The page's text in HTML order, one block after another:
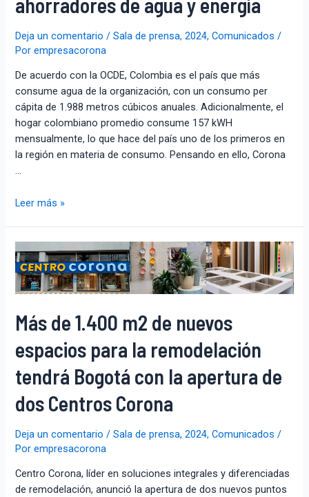
Deja un comentario /Sala de prensa,2024,Comunicados /
Porempresacorona
De acuerdo con la OCDE, Colombia es el país que más
consume agua de la organización, con un consumo per
cápita de 1.988 metros cúbicos anuales. Adicionalmente, el
hogar colombiano promedio consume 157 kWH
mensualmente, lo que hace del país uno de los primeros en
la región en materia de consumo. Pensando en ello, Corona
…
Leer más »
Más de 1.400 m2 de nuevos
espacios para la remodelación
tendrá Bogotá con la apertura de
dos Centros Corona
Deja un comentario /Sala de prensa,2024,Comunicados /
Porempresacorona
Centro Corona, líder en soluciones integrales y diferenciadas
de remodelación, anunció la apertura de dos nuevos puntos